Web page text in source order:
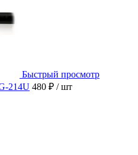
Быстрый просмотр
214U 480 ₽ / шт